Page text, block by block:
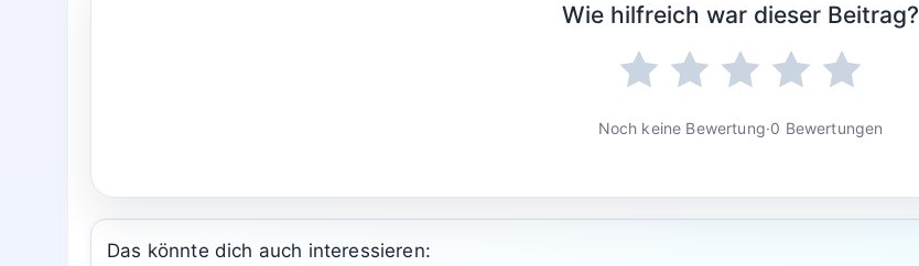
Wie hilfreich war dieser Beitrag?
Noch keine Bewertung·0 Bewertungen
Das könnte dich auch interessieren: